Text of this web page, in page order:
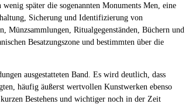
später die sogenannten Monuments Men, eine
Sicherung und Identifizierung von
Münzsammlungen, Ritualgegenständen, Büchern und
Besatzungszone und bestimmten über die
ausgestatteten Band. Es wird deutlich, dass
häufig äußerst wertvollen Kunstwerken ebenso
Bestehens und wichtiger noch in der Zeit